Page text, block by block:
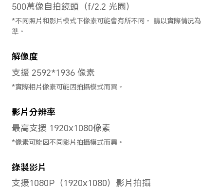
系統
運作系統
MagicOS 9.0 (Android 15)
MagicOS 9.0